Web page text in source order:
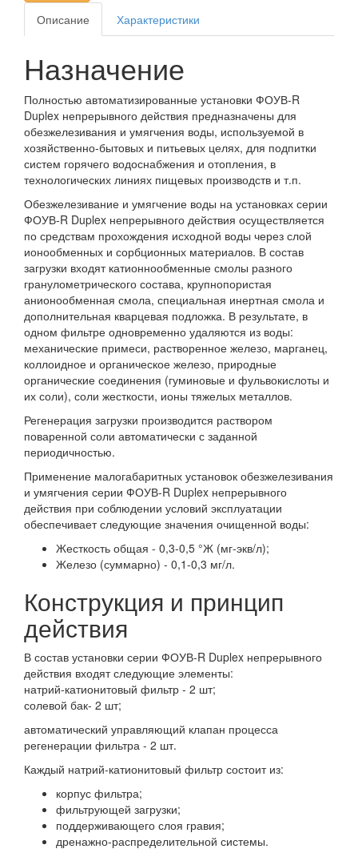
Описание
Характеристики
Назначение
Полностью автоматизированные установки ФОУВ-R
Duplex непрерывного действия предназначены для
обезжелезивания и умягчения воды, используемой в
хозяйственно-бытовых и питьевых целях, для подпитки
систем горячего водоснабжения и отопления, в
технологических линиях пищевых производств и т.п.
Обезжелезивание и умягчение воды на установках серии
ФОУВ-R Duplex непрерывного действия осуществляется
по средствам прохождения исходной воды через слой
ионообменных и сорбционных материалов. В состав
загрузки входят катионнообменные смолы разного
гранулометрического состава, крупнопористая
анионообменная смола, специальная инертная смола и
дополнительная кварцевая подложка. В результате, в
одном фильтре одновременно удаляются из воды:
механические примеси, растворенное железо, марганец,
коллоидное и органическое железо, природные
органические соединения (гуминовые и фульвокислоты и
их соли), соли жесткости, ионы тяжелых металлов.
Регенерация загрузки производится раствором
поваренной соли автоматически с заданной
периодичностью.
Применение малогабаритных установок обезжелезивания
и умягчения серии ФОУВ-R Duplex непрерывного
действия при соблюдении условий эксплуатации
обеспечивает следующие значения очищенной воды:
Жесткость общая - 0,3-0,5 °Ж (мг-экв/л);
Железо (суммарно) - 0,1-0,3 мг/л.
Конструкция и принцип
действия
В состав установки серии ФОУВ-R Duplex непрерывного
действия входят следующие элементы:
натрий-катионитовый фильтр - 2 шт;
солевой бак- 2 шт;
автоматический управляющий клапан процесса
регенерации фильтра - 2 шт.
Каждый натрий-катионитовый фильтр состоит из:
корпус фильтра;
фильтрующей загрузки;
поддерживающего слоя гравия;
дренажно-распределительной системы.